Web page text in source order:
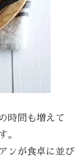
時間も増えて
。
ンが食卓に並び